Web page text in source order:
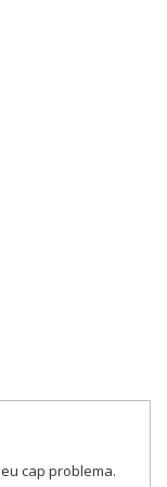
cap problema.